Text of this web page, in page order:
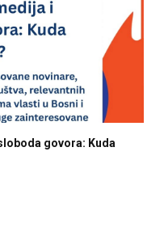
govora: Kuda